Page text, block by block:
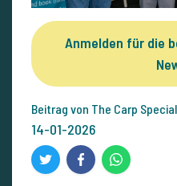
Anmelden für die
Beitrag von The Carp
14-01-2026